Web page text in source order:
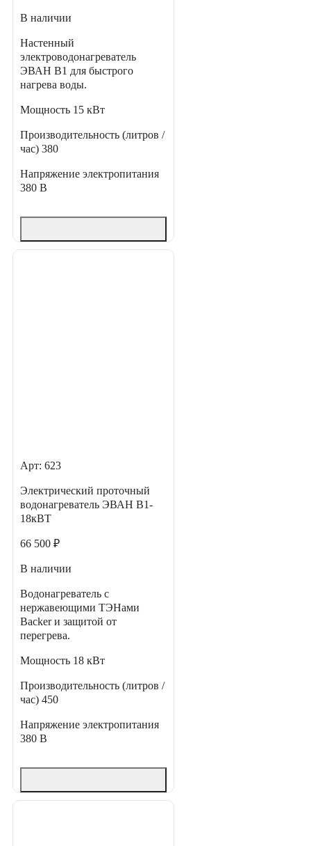
В наличии
Настенный
электроводонагреватель
ЭВАН В1 для быстрого
нагрева воды.
Мощность 15 кВт
Производительность (литров /
час) 380
Напряжение электропитания
380 В
Арт: 623
Электрический проточный
водонагреватель ЭВАН В1-
18кВТ
66 500 ₽
В наличии
Водонагреватель с
нержавеющими ТЭНами
Backer и защитой от
перегрева.
Мощность 18 кВт
Производительность (литров /
час) 450
Напряжение электропитания
380 В